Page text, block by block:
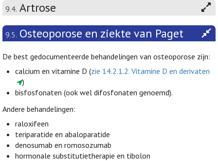
9.4. Artrose
9.5. Osteoporose en ziekte van Paget
De best gedocumenteerde behandelingen van osteoporose zijn:
calcium en vitamine D (zie 14.2.1.2. Vitamine D en derivaten
)
bisfosfonaten (ook wel difosfonaten genoemd).
Andere behandelingen:
raloxifeen
teriparatide en abaloparatide
denosumab en romosozumab
hormonale substitutietherapie en tibolon